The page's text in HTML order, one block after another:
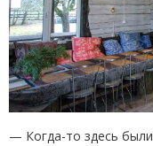
— Когда-то здесь